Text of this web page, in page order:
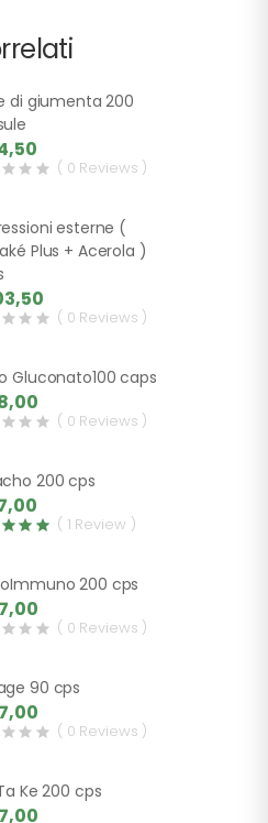
di giumenta 200
( 0 Reviews )
esterne (
Plus + Acerola )
( 0 Reviews )
Gluconato100 caps
( 0 Reviews )
200 cps
( 1 Review )
200 cps
( 0 Reviews )
90 cps
( 0 Reviews )
Ke 200 cps